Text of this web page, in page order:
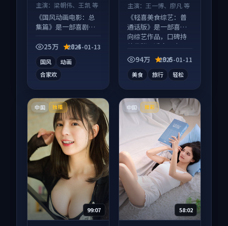
主演： 梁朝伟、王凯 等
《国风动画电影：总
集篇》是一部喜剧向
端观看，细节更丰
25万 8.4
2025-01-13
国风
动画
合家欢
主演： 王一博、廖凡 等
《轻喜美食综艺：普
通话版》是一部喜剧
向综艺作品，口碑持
续发酵，适合周末一
口气刷完。
94万 9.6
2025-01-11
美食 旅行 轻松
中国 独播
99:07
中国 臻彩
58:02